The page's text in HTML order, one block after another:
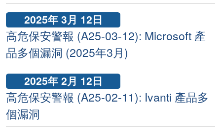
2025年 3月 12日
高危保安警報 (A25-03-12): Microsoft 產
品多個漏洞 (2025年3月)
2025年 2月 12日
高危保安警報 (A25-02-11): Ivanti 產品多
個漏洞